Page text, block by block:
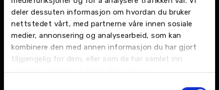
deler dessuten informasjon om hvordan du bruker
nettstedet vårt, med partnerne våre innen sosiale
medier, annonsering og analysearbeid, som kan
kombinere den med annen informasjon du har gjort
tilgjengelig for dem, eller som de har samlet inn
gjennom din bruk av tjenestene deres.
Antall dører 4
Reg. nr. YU50110
Effekt 116 Hk
Toppfart 170 km/t